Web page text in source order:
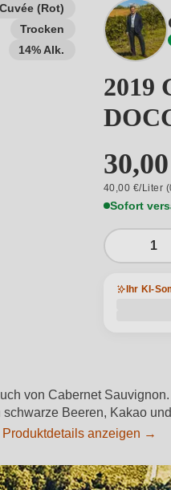
Cuvée (Rot)
Trocken
14% Alk.
2019
40,00 €/Liter
Sofort
1
Ihr KI-
von Cabernet
Beeren, Kakao
Produktdetails anzeigen →
Sie suchen – ob nach
Region, Winzer oder